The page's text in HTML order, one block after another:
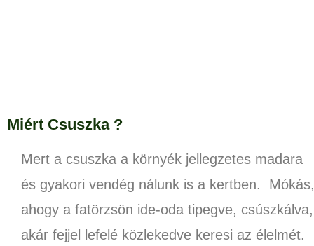
Miért Csuszka ?
Mert a csuszka a környék jellegzetes madara
és gyakori vendég nálunk is a kertben. Mókás,
ahogy a fatörzsön ide-oda tipegve, csúszkálva,
akár fejjel lefelé közlekedve keresi az élelmét.